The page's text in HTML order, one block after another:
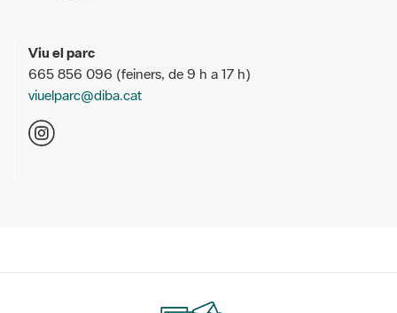
Viu el parc
665 856 096 (feiners, de 9 h a 17 h)
viuelparc@diba.cat